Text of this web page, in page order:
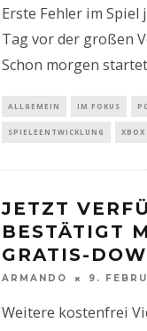
Erste Fehler im
Tag vor der großen
Schon morgen
ALLGEMEIN IM FOKUS PC
SPIELEENTWICKLUNG XBOX
JETZT
BESTÄTIGT
GRATIS-
ARMANDO 9.
Weitere kostenfrei